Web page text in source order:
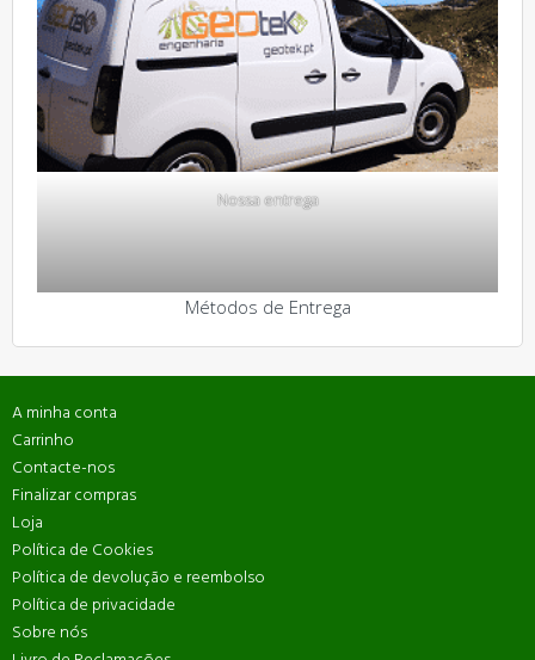
Nossa entrega
Métodos de Entrega
A minha conta
Carrinho
Contacte-nos
Finalizar compras
Loja
Política de Cookies
Política de devolução e reembolso
Política de privacidade
Sobre nós